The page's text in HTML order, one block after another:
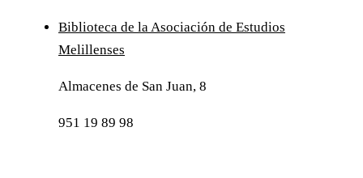
Biblioteca de la Asociación de Estudios
Melillenses
Almacenes de San Juan, 8
951 19 89 98